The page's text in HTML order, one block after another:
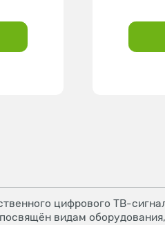
цифрового ТВ-
видам